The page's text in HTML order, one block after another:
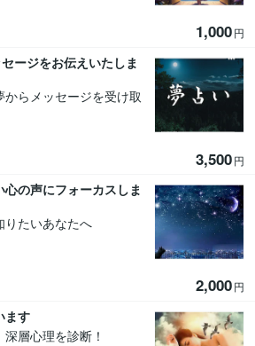
1,000円
ージをお伝えいたしま
らメッセージを受け取
3,500円
の声にフォーカスしま
りたいあなたへ
2,000円
ます
層心理を診断！